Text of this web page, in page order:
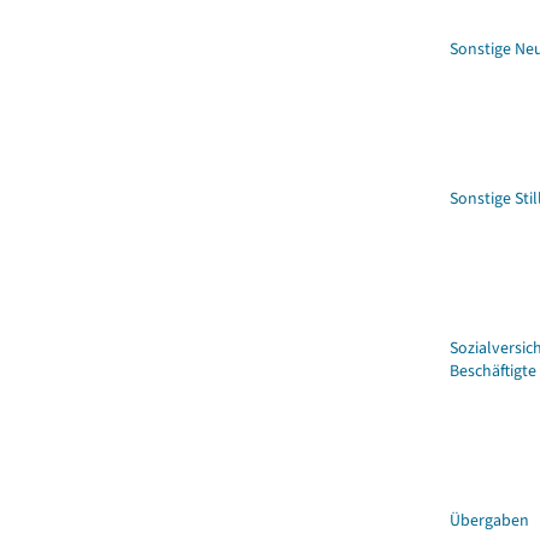
Sonstige
Sonstige
Beschäftigte
Übergaben